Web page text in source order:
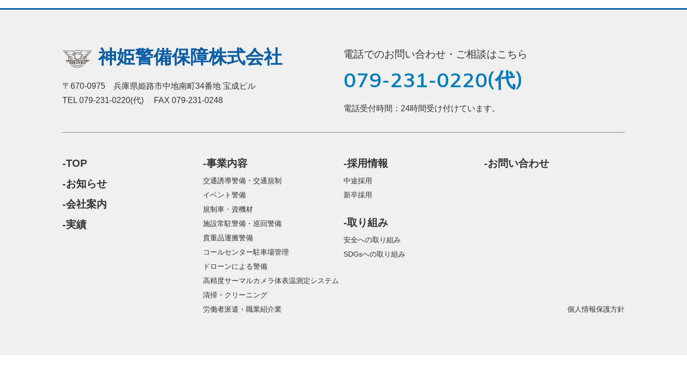
神姫警備保障株式会社
〒670-0975 兵庫県姫路市中地南町34番地 宝成ビル
TEL 079-231-0220(代) FAX 079-231-0248
電話でのお問い合わせ・ご相談はこちら
079-231-0220(代)
電話受付時間：24時間受け付けています。
-TOP
-お知らせ
-会社案内
-実績
-事業内容
交通誘導警備・交通規制
イベント警備
規制車・資機材
施設常駐警備・巡回警備
貴重品運搬警備
コールセンター駐車場管理
ドローンによる警備
高精度サーマルカメラ体表温測定システム
清掃・クリーニング
労働者派遣・職業紹介業
-採用情報
中途採用
新卒採用
-取り組み
安全への取り組み
SDGsへの取り組み
-お問い合わせ
個人情報保護方針